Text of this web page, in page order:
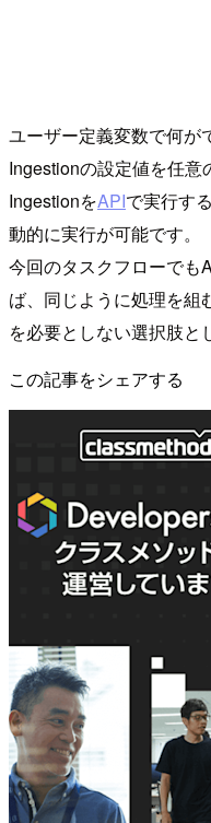
ユーザー定義変数で何が
Ingestionの設定値を任
IngestionをAPIで実行す
動的に実行が可能です。
今回のタスクフローでも
ば、同じように処理を組
を必要としない選択肢と
この記事をシェアする